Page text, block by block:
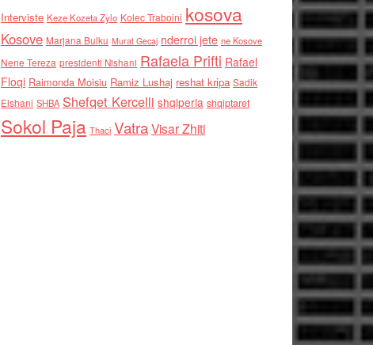
Interviste Keze Kozeta Zylo Kolec Traboini kosova
Kosove Marjana Bulku Murat Gecaj nderroi jete ne Kosove
Nene Tereza presidenti Nishani Rafaela Prifti Rafael
Floqi Raimonda Moisiu Ramiz Lushaj reshat kripa Sadik
Elshani SHBA Shefqet Kercelli shqiperia shqiptaret
Sokol Paja Thaci VatraVisar Zhiti